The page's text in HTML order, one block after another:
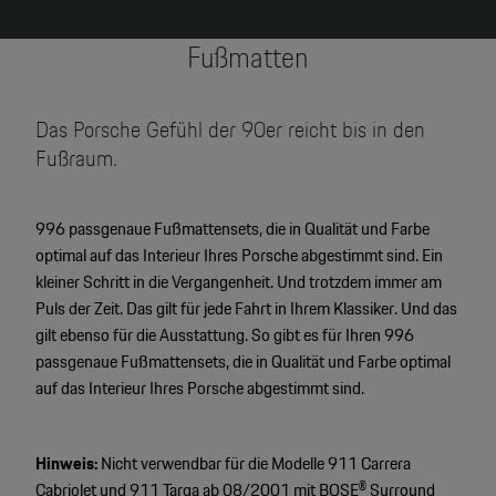
Fußmatten
Das Porsche Gefühl der 90er reicht bis in den
Fußraum.
996 passgenaue Fußmattensets, die in Qualität und Farbe
optimal auf das Interieur Ihres Porsche abgestimmt sind. Ein
kleiner Schritt in die Vergangenheit. Und trotzdem immer am
Puls der Zeit. Das gilt für jede Fahrt in Ihrem Klassiker. Und das
gilt ebenso für die Ausstattung. So gibt es für Ihren 996
passgenaue Fußmattensets, die in Qualität und Farbe optimal
auf das Interieur Ihres Porsche abgestimmt sind.
Hinweis:Nicht verwendbar für die Modelle 911 Carrera
Cabriolet und 911 Targa ab 08/2001 mit BOSE® Surround